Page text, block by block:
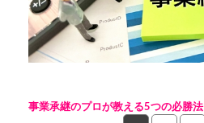
事業承継のプロが教える5つの必勝法